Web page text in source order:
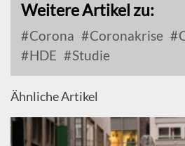
Weitere Artikel zu:
Corona Coronakrise
HDE
Studie
Ähnliche Artikel